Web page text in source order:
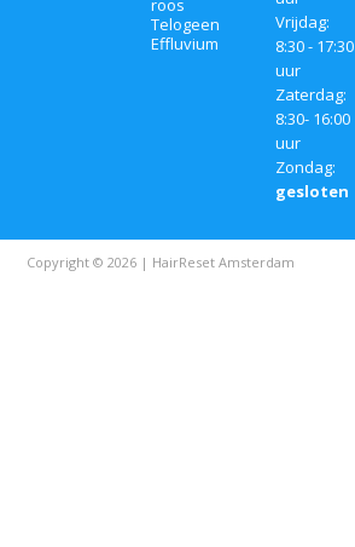
roos
Telogeen
Effluvium
Vrijdag:
8:30 - 17:30
uur
Zaterdag:
8:30- 16:00
uur
Zondag:
gesloten
Copyright © 2026 | HairReset Amsterdam